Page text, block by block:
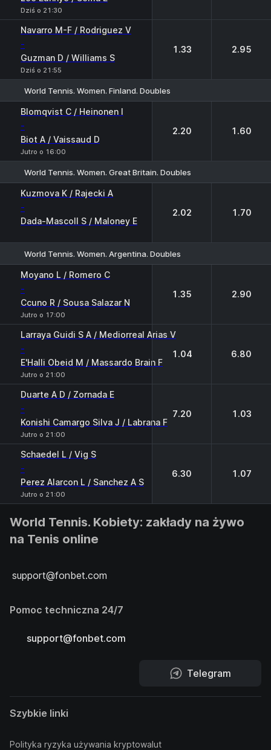
Dziś o 21:30
Navarro M-F / Rodriguez V
-
Guzman D / Williams S
Dziś o 21:55
1.33 2.95
World Tennis. Women. Finland. Doubles
Blomqvist C / Heinonen I
-
Biot A / Vaissaud D
Jutro o 16:00
2.20 1.60
World Tennis. Women. Great Britain. Doubles
Kuzmova K / Rajecki A
-
Dada-Mascoll S / Maloney E
2.02 1.70
World Tennis. Women. Argentina. Doubles
Moyano L / Romero C
-
Ccuno R / Sousa Salazar N
Jutro o 17:00
1.35 2.90
Larraya Guidi S A / Mediorreal Arias V
-
E'Halli Obeid M / Massardo Brain F
Jutro o 21:00
1.04 6.80
Duarte A D / Zornada E
-
Konishi Camargo Silva J / Labrana F
Jutro o 21:00
7.20 1.03
Schaedel L / Vig S
-
Perez Alarcon L / Sanchez A S
Jutro o 21:00
6.30 1.07
World Tennis. Kobiety: zakłady na żywo
na Tenis online
support@fonbet.com
Pomoc techniczna 24/7
support@fonbet.com
Telegram
Szybkie linki
Polityka ryzyka używania kryptowalut